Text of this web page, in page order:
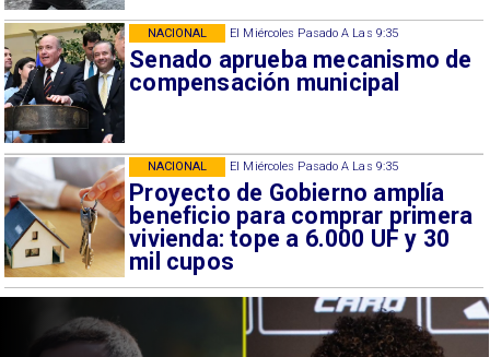
El Miércoles Pasado A Las 9:35
Senado aprueba mecanismo de
compensación municipal
NACIONAL
El Miércoles Pasado A Las 9:35
Proyecto de Gobierno amplía
beneficio para comprar primera
vivienda: tope a 6.000 UF y 30
mil cupos
NACIONAL